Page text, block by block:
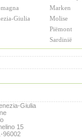
Marken
Giulia Molise
Piëmont
Sardinië
Giulia
15
96002